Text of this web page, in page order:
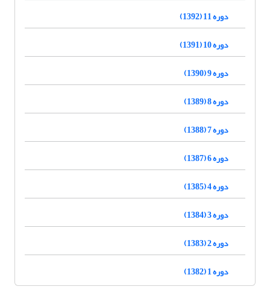
دوره 11 (1392)
دوره 10 (1391)
دوره 9 (1390)
دوره 8 (1389)
دوره 7 (1388)
دوره 6 (1387)
دوره 4 (1385)
دوره 3 (1384)
دوره 2 (1383)
دوره 1 (1382)